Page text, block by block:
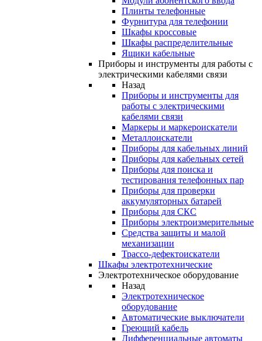
Плинты телефонные
Фурнитура для телефонии
Шкафы кроссовые
Шкафы распределительные
Ящики кабельные
Приборы и инструменты для работы с
электрическими кабелями связи
Назад
Приборы и инструменты для
работы с электрическими
кабелями связи
Маркеры и маркероискатели
Металлоискатели
Приборы для кабельных линий
Приборы для кабельных сетей
Приборы для поиска и
тестирования телефонных пар
Приборы для проверки
аккумуляторных батарей
Приборы для СКС
Приборы электроизмерительные
Средства защиты и малой
механизации
Трассо-дефектоискатели
Шкафы электротехнические
Электротехническое оборудование
Назад
Электротехническое
оборудование
Автоматические выключатели
Греющий кабель
Дифференциальные автоматы